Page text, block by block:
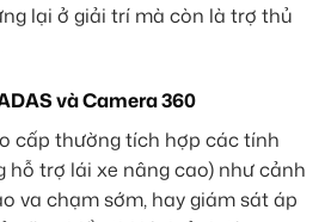
lại ở giải trí mà còn là trợ thủ
và Camera 360
cấp thường tích hợp các tính
hỗ trợ lái xe nâng cao) như cảnh
va chạm sớm, hay giám sát áp